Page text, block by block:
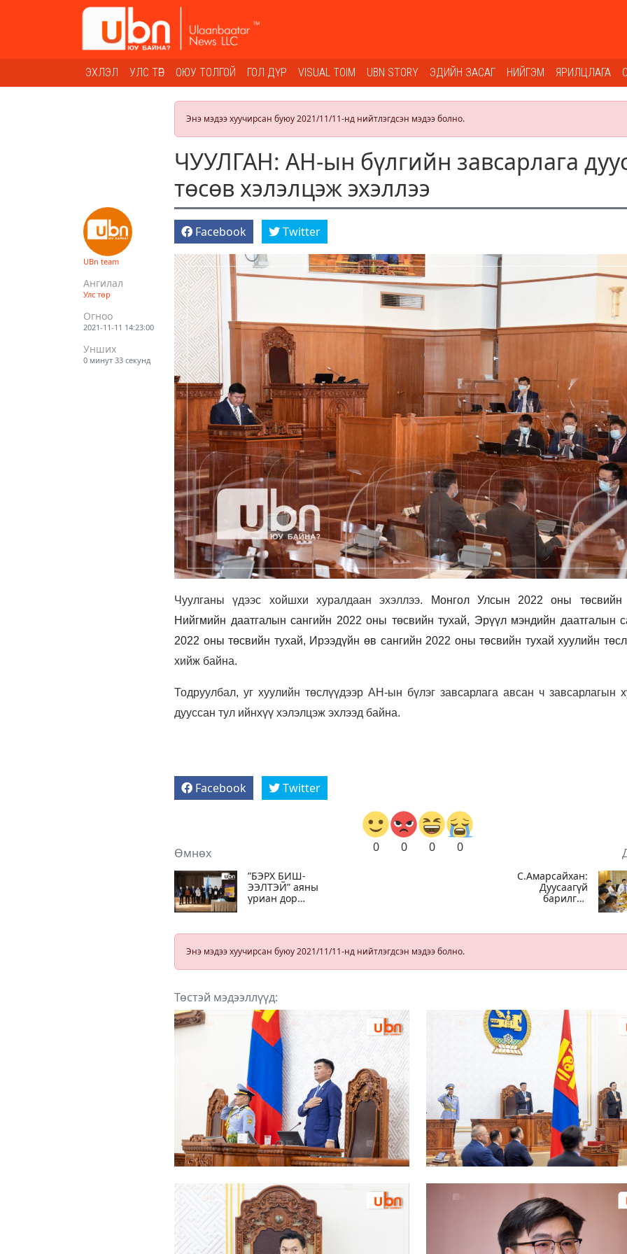
ЭХЛЭЛ УЛС ТӨР ОЮУ ТОЛГОЙ ГОЛ ДҮР VISUAL TOIM UBN STORY ЭДИЙН ЗАСАГ НИЙГЭМ ЯРИЛЦЛАГА
Энэ мэдээ хуучирсан буюу 2021/11/11-нд нийтлэгдсэн мэдээ болно.
ЧУУЛГАН: АН-ын бүлгийн завсарлага
төсөв хэлэлцэж эхэллээ
UBn team
Ангилал
Улс төр
Огноо
2021-11-11 14:23:00
Унших
0 минут 33 секунд
Facebook Twitter
Чуулганы үдээс хойшхи хуралдаан эхэллээ.
Монгол Улсын 2022 оны төсвийн
Нийгмийн даатгалын сангийн 2022 оны төсвийн тухай, Эрүүл мэндийн даатгалын
2022 оны төсвийн тухай, Ирээдүйн өв сангийн 2022 оны төсвийн тухай хуулийн
хийж байна.
Тодруулбал, уг хуулийн төслүүдээр АН-ын бүлэг завсарлага авсан ч завсарлагын
дууссан тул ийнхүү хэлэлцэж эхлээд байна.
Facebook Twitter
0 0 0 0
Өмнөх
”БЭРХ БИШ-
ЭЭЛТЭЙ” аяны
уриан дор
тугийг Дорнод
С.Амарсайхан:
Дуусаагүй
барилгад
зөвшөөрөл
Энэ мэдээ хуучирсан буюу 2021/11/11-нд нийтлэгдсэн мэдээ болно.
Төстэй мэдээллүүд: